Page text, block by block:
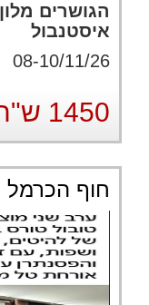
הגושרים
איסטנבול
08-10/11/26
1450 ש"ח
חוף הכרמל